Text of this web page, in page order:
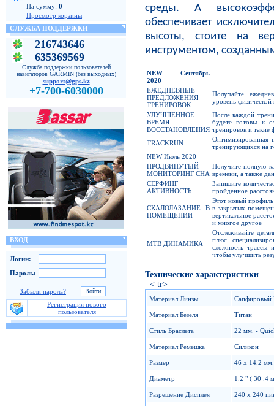
На сумму: 0
Просмотр корзины
СЛУЖБА ПОДДЕРЖКИ
216743646
635369569
Служба поддержки пользователей
навигаторов GARMIN (без выходных)
support@gps.kz
+7-700-6030000
ВХОД
Логин:
Пароль:
Забыли пароль?
Регистрация нового
пользователя
среды. А
обеспечивает
высоты, стоите на
инструментом,
NEW Сентябрь
2020
ЕЖЕДНЕВНЫЕ
ПРЕДЛОЖЕНИЯ
ТРЕНИРОВОК
Получайте
уровень физической
УЛУЧШЕННОЕ
ВРЕМЯ
ВОССТАНОВЛЕНИЯ
После каждой
будете готовы к
тренировок и такие
TRACKRUN
Оптимизированная
тренирующихся на
NEW Июль 2020
ПРОДВИНУТЫЙ
МОНИТОРИНГ СНА
Получите полную
времени, а также
СЕРФИНГ
АКТИВНОСТЬ
Запишите
пройденное
СКАЛОЛАЗАНИЕ В
ПОМЕЩЕНИИ
Этот новый профиль
в закрытых
вертикальное
и многое другое
MTB ДИНАМИКА
Отслеживайте
плюс
сложность трассы
чтобы улучшить
Технические характеристики
< tr>
Материал Линзы Сапфировый
Материал Безеля Титан
Стиль Браслета 22 мм. -
Материал Ремешка Силикон
Размер 46 x 14.2 мм.
Диаметр 1.2 " ( 30 .4
Разрешение Дисплея 240 x 240